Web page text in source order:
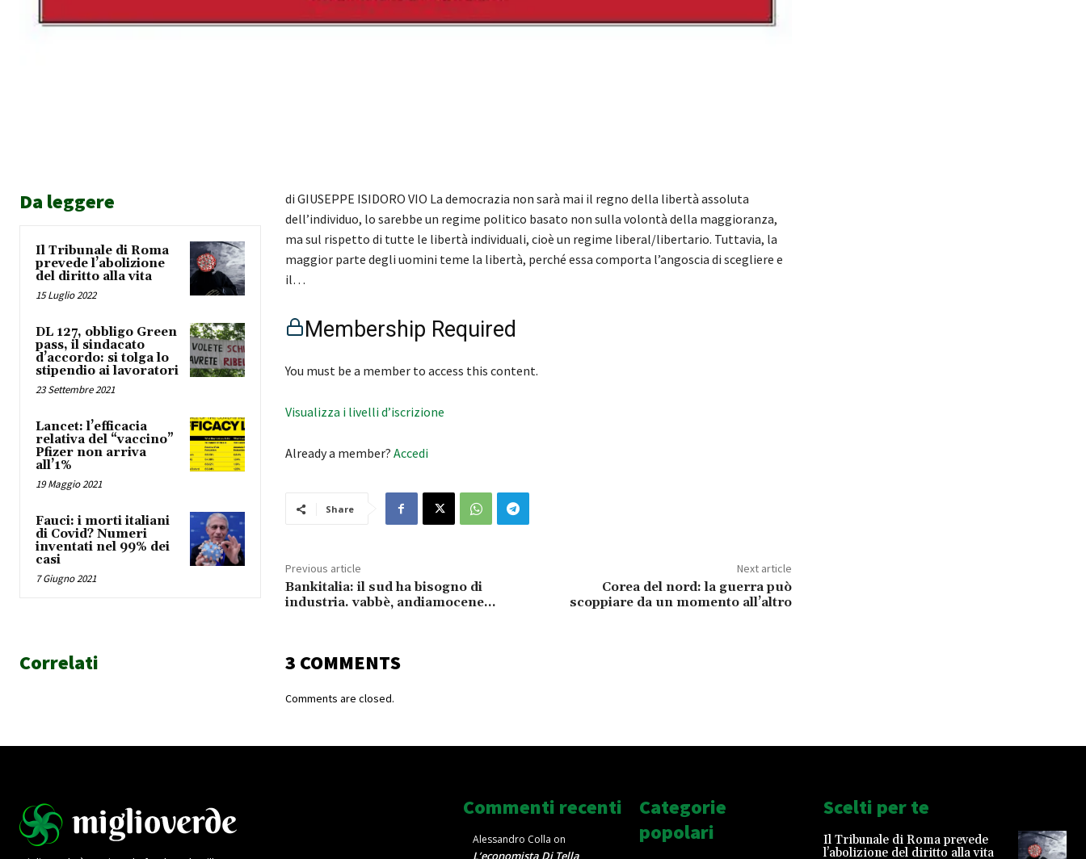
Da leggere
Il Tribunale di Roma
prevede l’abolizione
del diritto alla vita
15 Luglio 2022
DL 127, obbligo Green
pass, il sindacato
d’accordo: si tolga lo
stipendio ai lavoratori
23 Settembre 2021
Lancet: l’efficacia
relativa del “vaccino”
Pfizer non arriva
all’1%
19 Maggio 2021
Fauci: i morti italiani
di Covid? Numeri
inventati nel 99% dei
casi
7 Giugno 2021
di GIUSEPPE ISIDORO VIO La democrazia non sarà mai il regno della libertà assoluta
dell’individuo, lo sarebbe un regime politico basato non sulla volontà della maggioranza,
ma sul rispetto di tutte le libertà individuali, cioè un regime liberal/libertario. Tuttavia, la
maggior parte degli uomini teme la libertà, perché essa comporta l’angoscia di scegliere e
il…
Membership Required
You must be a member to access this content.
Visualizza i livelli d’iscrizione
Already a member? Accedi
Share
Previous article
Bankitalia: il sud ha bisogno di
industria. vabbè, andiamocene…
Next article
Corea del nord: la guerra può
scoppiare da un momento all’altro
Correlati 3 COMMENTS
Comments are closed.
Commenti recenti
Alessandro Colla on
L’economista Di Tella
Categorie
popolari
Scelti per te
Il Tribunale di Roma prevede
l’abolizione del diritto alla vita